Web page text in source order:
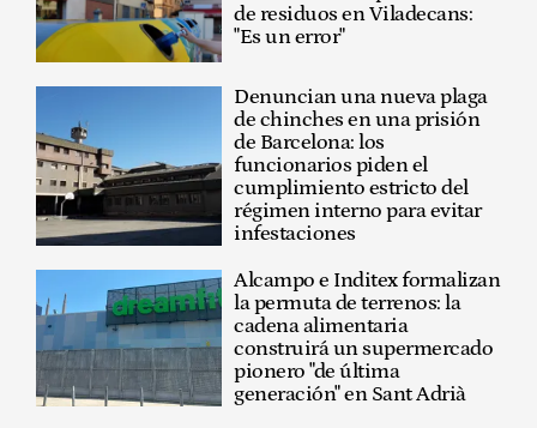
de residuos en Viladecans:
"Es un error"
Denuncian una nueva plaga
de chinches en una prisión
de Barcelona: los
funcionarios piden el
cumplimiento estricto del
régimen interno para evitar
infestaciones
Alcampo e Inditex formalizan
la permuta de terrenos: la
cadena alimentaria
construirá un supermercado
pionero "de última
generación" en Sant Adrià